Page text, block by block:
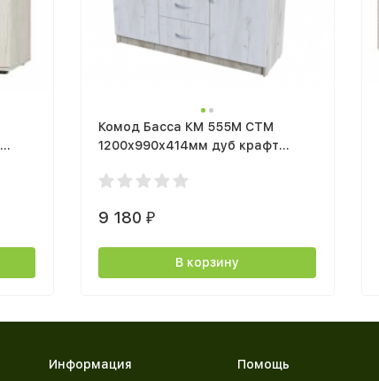
Комод Басса КМ 555М СТМ
1200х990х414мм дуб крафт
9 180 ₽
В корзину
Информация Помощь